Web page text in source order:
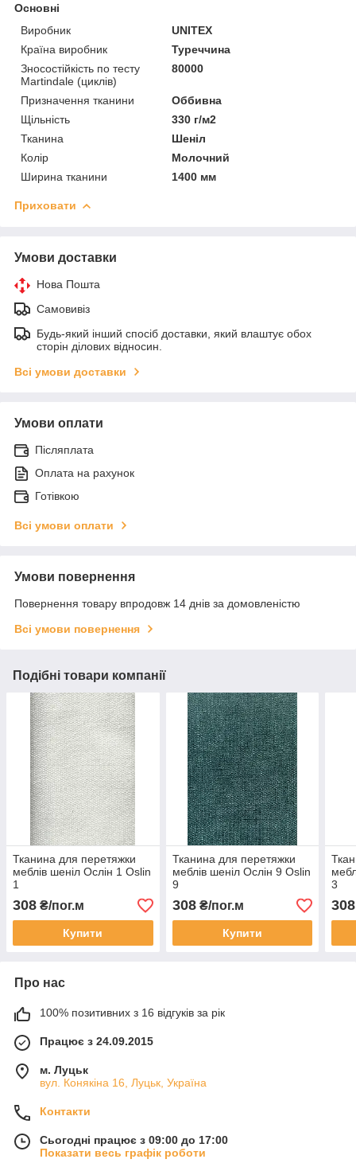
Основні
Виробник
UNITEX
Країна виробник
Туреччина
Зносостійкість по тесту
Martindale (циклів)
80000
Призначення тканини
Оббивна
Щільність
330 г/м2
Тканина
Шеніл
Колір
Молочний
Ширина тканини
1400 мм
Приховати
Умови доставки
Нова Пошта
Самовивіз
Будь-який інший спосіб доставки, який влаштує обох
сторін ділових відносин.
Всі умови доставки
Умови оплати
Післяплата
Оплата на рахунок
Готівкою
Всі умови оплати
Умови повернення
Повернення товару впродовж 14 днів за домовленістю
Всі умови повернення
Подібні товари компанії
Тканина для перетяжки
меблів шеніл Ослін 1 Oslin
1
308 ₴/пог.м
Купити
Тканина для перетяжки
меблів шеніл Ослін 9 Oslin
9
308₴/пог.м
Купити
3
308
Про нас
100% позитивних з 16 відгуків за рік
Працює з 24.09.2015
м. Луцьк
вул. Конякіна 16, Луцьк, Україна
Контакти
Сьогодні працює з 09:00 до 17:00
Показати весь графік роботи